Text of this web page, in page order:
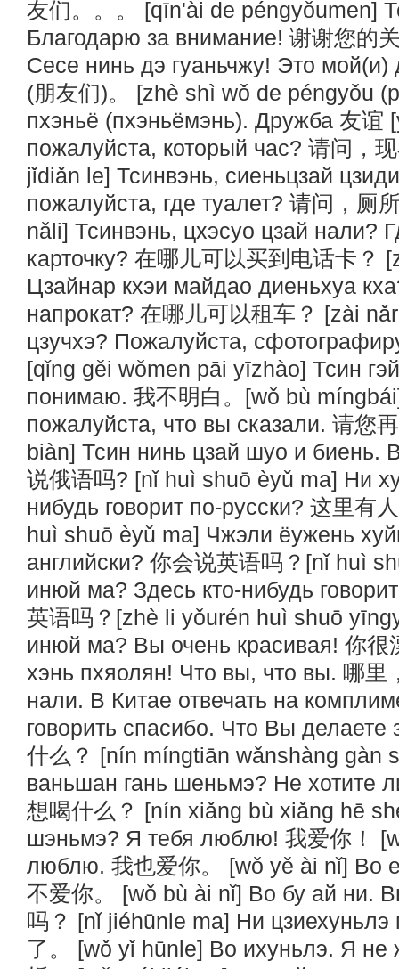
友们。。。 [qīn'ài de péngyǒumen]
Благодарю за внимание! 谢谢您的
Сесе нинь дэ гуаньчжу! Это мой(и)
(朋友们)。 [zhè shì wǒ de péngyǒu
пхэньё (пхэньёмэнь). Дружба 友谊
пожалуйста, который час? 请问，
jǐdiǎn le] Тсинвэнь, сиеньцзай
пожалуйста, где туалет? 请问，厕
nǎli] Тсинвэнь, цхэсуо цзай нали?
карточку? 在哪儿可以买到电话卡？
Цзайнар кхэи майдао диеньхуа
напрокат? 在哪儿可以租车？ [zài
цзучхэ? Пожалуйста,
[qǐng gěi wǒmen pāi yīzhào] Тсин
понимаю. 我不明白。[wǒ bù
пожалуйста, что вы сказали. 请您
biàn] Тсин нинь цзай шуо и биень.
说俄语吗? [nǐ huì shuō èyǔ ma] Ни
нибудь говорит по-русски? 这里有
huì shuō èyǔ ma] Чжэли ёужень
английски? 你会说英语吗？[nǐ huì
инюй ма? Здесь кто-нибудь
英语吗？[zhè li yǒurén huì shuō
инюй ма? Вы очень красивая! 你
хэнь пхяолян! Что вы, что вы. 哪
нали. В Китае отвечать на
говорить спасибо. Что Вы делаете
什么？ [nín míngtiān wǎnshàng gàn
ваньшан гань шеньмэ? Не хотите
想喝什么？ [nín xiǎng bù xiǎng hē
шэньмэ? Я тебя люблю! 我爱你！
люблю. 我也爱你。 [wǒ yě ài nǐ] Во
不爱你。 [wǒ bù ài nǐ] Во бу ай ни.
吗？ [nǐ jiéhūnle ma] Ни
了。 [wǒ yǐ hūnle] Во ихуньлэ. Я не